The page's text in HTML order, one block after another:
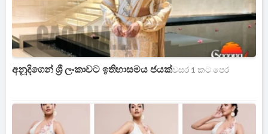
අනූදිගෙන් ශ්‍රී ලංකාවට ඉතිහාසමය ජයක්වසර 1 කට පෙර